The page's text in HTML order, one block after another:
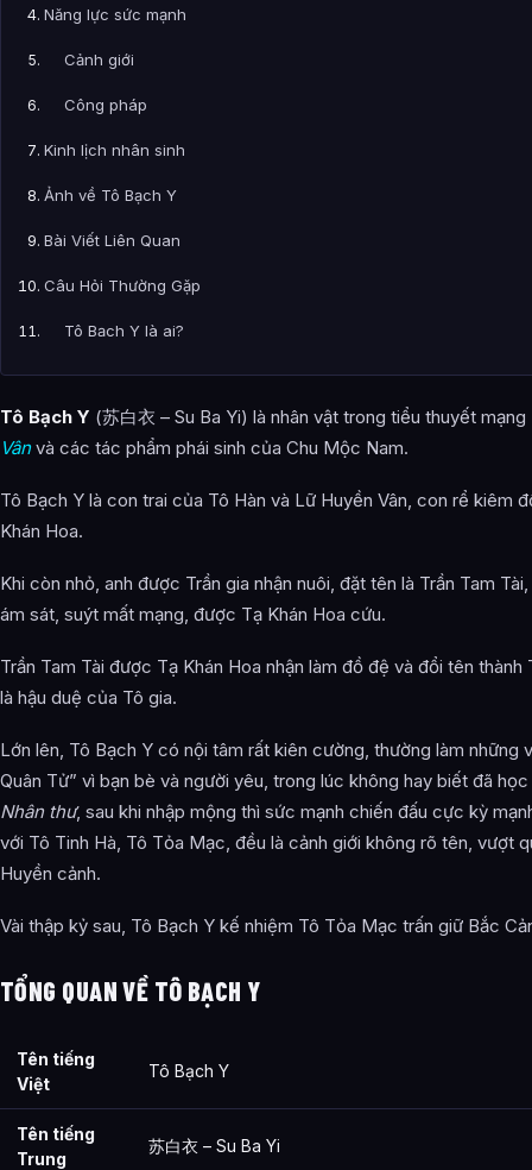
Năng lực sức mạnh
Cảnh giới
Công pháp
Kinh lịch nhân sinh
Ảnh về Tô Bạch Y
Bài Viết Liên Quan
Câu Hỏi Thường Gặp
Tô Bạch Y là ai?
Cảnh giới tu luyện của Tô Bạch Y như thế nào?
Tô Bạch Y xuất hiện trong tác phẩm nào?
Thông tin về Tô Bạch Y được tổng hợp từ đâu?
Tô Bạch Y (苏白衣 – Su Ba Yi) là nhân vật trong tiểu thuyết mạng
Vânvà các tác phẩm phái sinh của Chu Mộc Nam.
Tô Bạch Y là con trai của Tô Hàn và Lữ Huyền Vân, con rể kiêm
Khán Hoa.
Khi còn nhỏ, anh được Trần gia nhận nuôi, đặt tên là Trần Tam
ám sát, suýt mất mạng, được Tạ Khán Hoa cứu.
Trần Tam Tài được Tạ Khán Hoa nhận làm đồ đệ và đổi tên thành
là hậu duệ của Tô gia.
Lớn lên, Tô Bạch Y có nội tâm rất kiên cường, thường làm những
Quân Tử” vì bạn bè và người yêu, trong lúc không hay biết đã
Nhân thư, sau khi nhập mộng thì sức mạnh chiến đấu cực kỳ
với Tô Tinh Hà, Tô Tỏa Mạc, đều là cảnh giới không rõ tên, vượt
Huyền cảnh.
Vài thập kỷ sau, Tô Bạch Y kế nhiệm Tô Tỏa Mạc trấn giữ Bắc
TỔNG QUAN VỀ TÔ BẠCH Y
Tên tiếng
Việt
Tô Bạch Y
Tên tiếng
Trung
苏白衣 – Su Ba Yi